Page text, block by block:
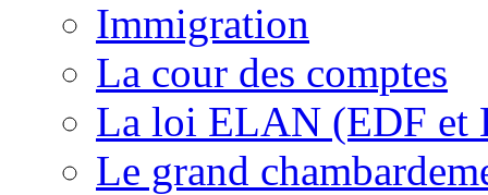
Immigration
La cour des comptes
La loi ELAN (EDF et
Le grand